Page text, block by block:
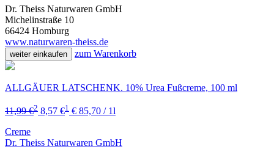
Dr. Theiss Naturwaren GmbH
Michelinstraße 10
66424 Homburg
www.naturwaren-theiss.de
weiter einkaufen zum Warenkorb
ALLGÄUER LATSCHENK. 10% Urea Fußcreme, 100 ml
11,99 €2 8,57 €1 € 85,70 / 1l
Creme
Dr. Theiss Naturwaren GmbH